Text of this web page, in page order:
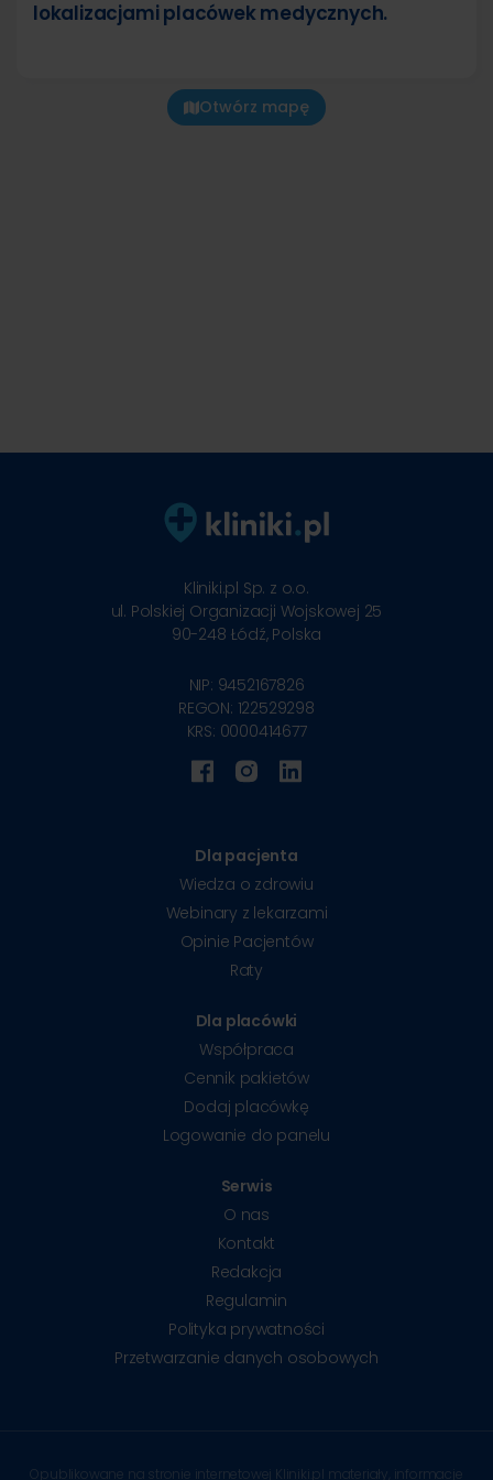
lokalizacjami placówek medycznych.
Otwórz mapę
Kliniki.pl Sp. z o.o.
ul. Polskiej Organizacji Wojskowej 25
90-248 Łódź, Polska
NIP: 9452167826
REGON: 122529298
KRS: 0000414677
Dla pacjenta
Wiedza o zdrowiu
Webinary z lekarzami
Opinie Pacjentów
Raty
Dla placówki
Współpraca
Cennik pakietów
Dodaj placówkę
Logowanie do panelu
Serwis
O nas
Kontakt
Redakcja
Regulamin
Polityka prywatności
Przetwarzanie danych osobowych
Opublikowane na stronie internetowej Kliniki.pl materiały, informacje